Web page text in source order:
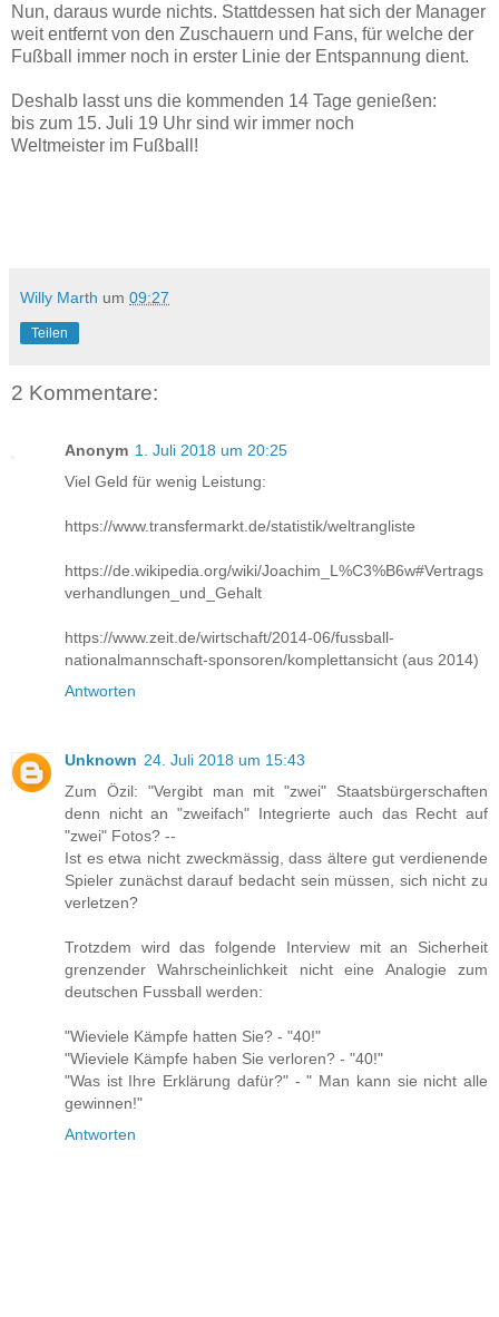
Nun, daraus wurde nichts. Stattdessen hat sich der Manager
weit entfernt von den Zuschauern und Fans, für welche der
Fußball immer noch in erster Linie der Entspannung dient.
Deshalb lasst uns die kommenden 14 Tage genießen:
bis zum 15. Juli 19 Uhr sind wir immer noch
Weltmeister im Fußball!
Willy Marth um 09:27
Teilen
2 Kommentare:
Anonym 1. Juli 2018 um 20:25
Viel Geld für wenig Leistung:
https://www.transfermarkt.de/statistik/weltrangliste
https://de.wikipedia.org/wiki/Joachim_L%C3%B6w#Vertrags
verhandlungen_und_Gehalt
https://www.zeit.de/wirtschaft/2014-06/fussball-
nationalmannschaft-sponsoren/komplettansicht (aus 2014)
Antworten
Unknown 24. Juli 2018 um 15:43
Zum Özil: "Vergibt man mit "zwei" Staatsbürgerschaften
denn nicht an "zweifach" Integrierte auch das Recht auf
"zwei" Fotos? --
Ist es etwa nicht zweckmässig, dass ältere gut verdienende
Spieler zunächst darauf bedacht sein müssen, sich nicht zu
verletzen?
Trotzdem wird das folgende Interview mit an Sicherheit
grenzender Wahrscheinlichkeit nicht eine Analogie zum
deutschen Fussball werden:
"Wieviele Kämpfe hatten Sie? - "40!"
"Wieviele Kämpfe haben Sie verloren? - "40!"
"Was ist Ihre Erklärung dafür?" - " Man kann sie nicht alle
gewinnen!"
Antworten